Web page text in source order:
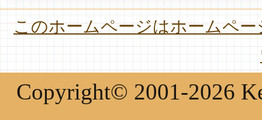
このホームページはホームペ
Copyright© 2001-2026